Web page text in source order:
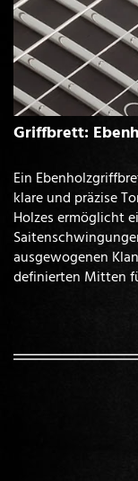
Griffbrett:
Ein
klare und präzise
Holzes ermöglicht
ausgewogenen
definierten Mitten